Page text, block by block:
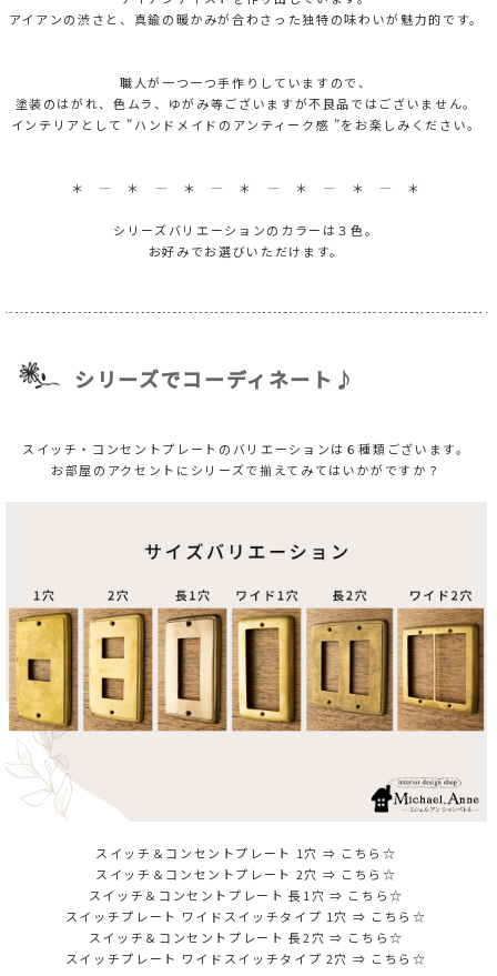
アイアンの渋さと、真鍮の暖かみが合わさった独特の味わいが魅力的です。
職人が一つ一つ手作りしていますので、
塗装のはがれ、色ムラ、ゆがみ等ございますが不良品ではございません。
インテリアとして ”ハンドメイドのアンティーク感 ”をお楽しみください。
＊ ― ＊ ― ＊ ― ＊ ― ＊ ― ＊ ― ＊
シリーズバリエーションのカラーは３色。
お好みでお選びいただけます。
シリーズでコーディネート♪
スイッチ・コンセントプレートのバリエーションは６種類ございます。
お部屋のアクセントにシリーズで揃えてみてはいかがですか？
スイッチ＆コンセントプレート 1穴 ⇒ こちら☆
スイッチ＆コンセントプレート 2穴 ⇒ こちら☆
スイッチ＆コンセントプレート 長1穴 ⇒ こちら☆
スイッチプレート ワイドスイッチタイプ 1穴 ⇒ こちら☆
スイッチ＆コンセントプレート 長2穴 ⇒ こちら☆
スイッチプレート ワイドスイッチタイプ 2穴 ⇒ こちら☆